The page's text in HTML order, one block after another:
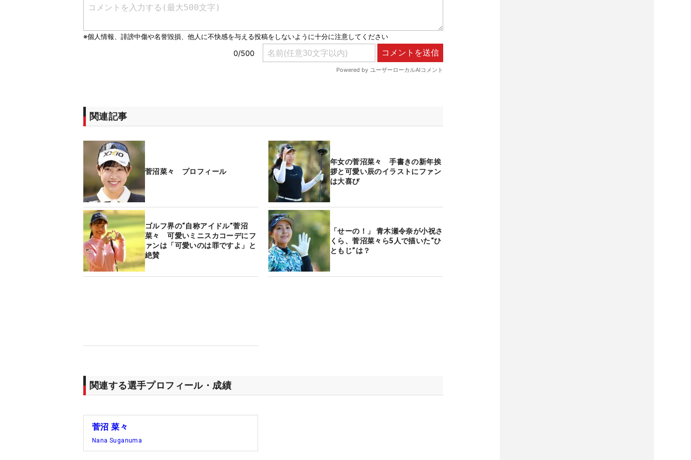
関連記事
菅沼菜々 プロフィール
年女の菅沼菜々 手書きの新年挨
拶と可愛い辰のイラストにファン
は大喜び
ゴルフ界の“自称アイドル”菅沼
菜々 可愛いミニスカコーデにフ
ァンは「可愛いのは罪ですよ」と
絶賛
「せーの！」 青木瀬令奈が小祝さ
くら、菅沼菜々ら5人で描いた“ひ
ともじ”は？
関連する選手プロフィール・成績
菅沼 菜々
Nana Suganuma